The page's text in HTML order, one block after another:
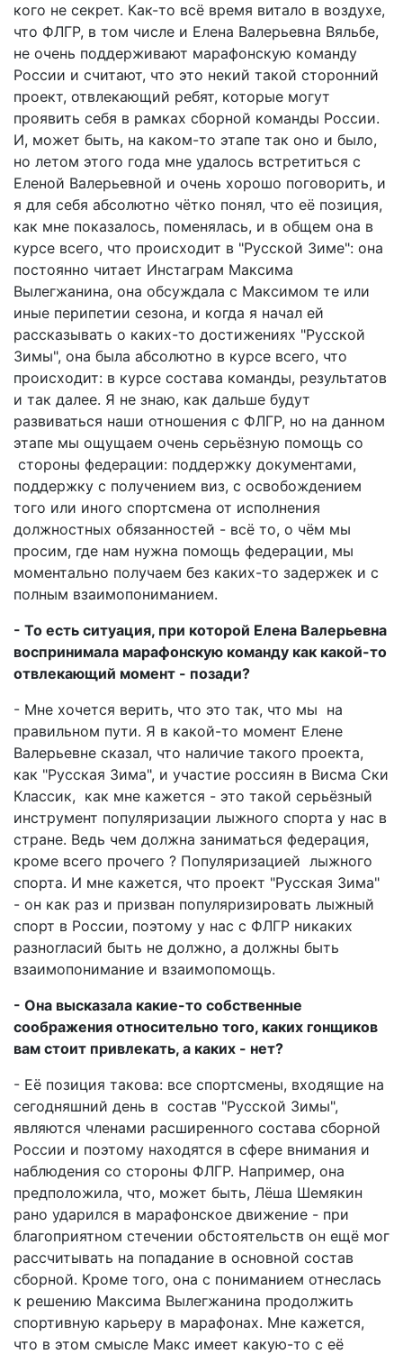
кого не секрет. Как-то всё время витало в воздухе,
что ФЛГР, в том числе и Елена Валерьевна Вяльбе,
не очень поддерживают марафонскую команду
России и считают, что это некий такой сторонний
проект, отвлекающий ребят, которые могут
проявить себя в рамках сборной команды России.
И, может быть, на каком-то этапе так оно и было,
но летом этого года мне удалось встретиться с
Еленой Валерьевной и очень хорошо поговорить, и
я для себя абсолютно чётко понял, что её позиция,
как мне показалось, поменялась, и в общем она в
курсе всего, что происходит в "Русской Зиме": она
постоянно читает Инстаграм Максима
Вылегжанина, она обсуждала с Максимом те или
иные перипетии сезона, и когда я начал ей
рассказывать о каких-то достижениях "Русской
Зимы", она была абсолютно в курсе всего, что
происходит: в курсе состава команды, результатов
и так далее. Я не знаю, как дальше будут
развиваться наши отношения с ФЛГР, но на данном
этапе мы ощущаем очень серьёзную помощь со
стороны федерации: поддержку документами,
поддержку с получением виз, с освобождением
того или иного спортсмена от исполнения
должностных обязанностей - всё то, о чём мы
просим, где нам нужна помощь федерации, мы
моментально получаем без каких-то задержек и с
полным взаимопониманием.
- То есть ситуация, при которой Елена Валерьевна
воспринимала марафонскую команду как какой-то
отвлекающий момент - позади?
- Мне хочется верить, что это так, что мы на
правильном пути. Я в какой-то момент Елене
Валерьевне сказал, что наличие такого проекта,
как "Русская Зима", и участие россиян в Висма Ски
Классик, как мне кажется - это такой серьёзный
инструмент популяризации лыжного спорта у нас в
стране. Ведь чем должна заниматься федерация,
кроме всего прочего ? Популяризацией лыжного
спорта. И мне кажется, что проект "Русская Зима"
- он как раз и призван популяризировать лыжный
спорт в России, поэтому у нас с ФЛГР никаких
разногласий быть не должно, а должны быть
взаимопонимание и взаимопомощь.
- Она высказала какие-то собственные
соображения относительно того, каких гонщиков
вам стоит привлекать, а каких - нет?
- Её позиция такова: все спортсмены, входящие на
сегодняшний день в состав "Русской Зимы",
являются членами расширенного состава сборной
России и поэтому находятся в сфере внимания и
наблюдения со стороны ФЛГР. Например, она
предположила, что, может быть, Лёша Шемякин
рано ударился в марафонское движение - при
благоприятном стечении обстоятельств он ещё мог
рассчитывать на попадание в основной состав
сборной. Кроме того, она с пониманием отнеслась
к решению Максима Вылегжанина продолжить
спортивную карьеру в марафонах. Мне кажется,
что в этом смысле Макс имеет какую-то с её